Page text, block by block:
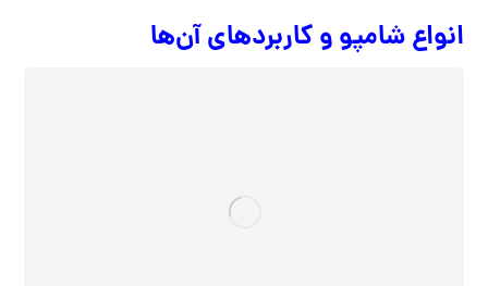
انواع شامپو و کاربردهای آن‌ها